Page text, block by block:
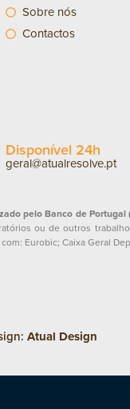
Sobre nós
Contactos
Disponível 24h
geral@atualresolve.pt
pelo Banco de
ou de outros
Eurobic; Caixa Geral
Atual Design